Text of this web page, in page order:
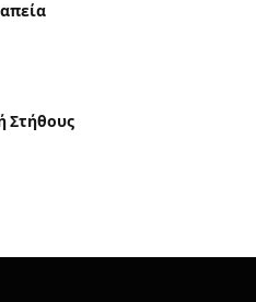
Στήθους